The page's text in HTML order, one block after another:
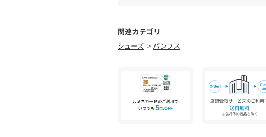
============================
機能性：撥水
【注意事項】
※防水加工ではございません。使用状況に
います。予めご了承下さいませ。
関連カテゴリ
シューズ パンプス